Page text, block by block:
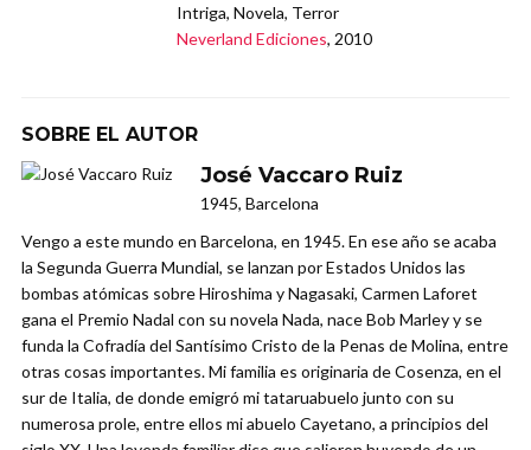
Intriga, Novela, Terror
Neverland Ediciones, 2010
SOBRE EL AUTOR
José Vaccaro Ruiz
1945, Barcelona
Vengo a este mundo en Barcelona, en 1945. En ese año se acaba
la Segunda Guerra Mundial, se lanzan por Estados Unidos las
bombas atómicas sobre Hiroshima y Nagasaki, Carmen Laforet
gana el Premio Nadal con su novela Nada, nace Bob Marley y se
funda la Cofradía del Santísimo Cristo de la Penas de Molina, entre
otras cosas importantes. Mi familia es originaria de Cosenza, en el
sur de Italia, de donde emigró mi tataruabuelo junto con su
numerosa prole, entre ellos mi abuelo Cayetano, a principios del